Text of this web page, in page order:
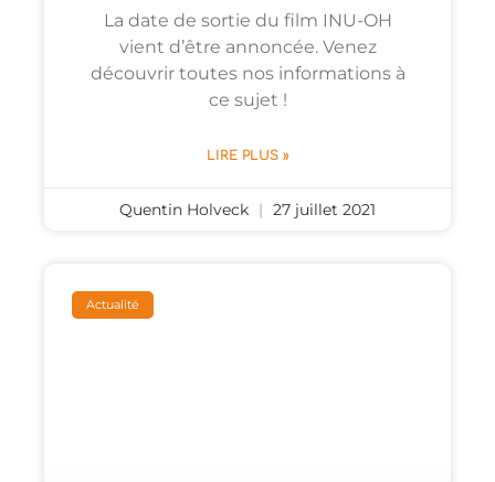
La date de sortie du film INU-OH
vient d’être annoncée. Venez
découvrir toutes nos informations à
ce sujet !
LIRE PLUS »
Quentin Holveck 27 juillet 2021
Actualité